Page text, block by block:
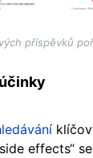
příspěvků
effects“